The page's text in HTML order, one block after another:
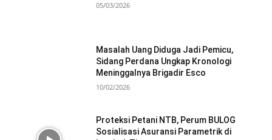
05/03/2026
Masalah Uang Diduga Jadi Pemicu,
Sidang Perdana Ungkap Kronologi
Meninggalnya Brigadir Esco
10/02/2026
Proteksi Petani NTB, Perum BULOG
Sosialisasi Asuransi Parametrik di